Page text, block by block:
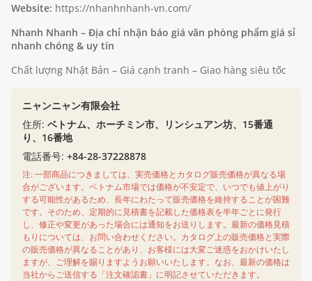
Website: https://nhanhnhanh-vn.com/
Nhanh Nhanh – Địa chỉ nhận báo giá văn phòng phẩm giá sỉ
nhanh chóng & uy tín
Chất lượng Nhật Bản – Giá cạnh tranh – Giao hàng siêu tốc
ニャンニャン有限会社
住所: ベトナム、ホーチミン市、リンシュアン坊、15番通
り、16番地
電話番号: +84-28-37228878
注: 一部商品につきましては、実売価格とカタログ販売価格が異なる場
合がございます。ベトナム市場では価格が不安定で、いつでも値上がり
する可能性があるため、長年にわたって販売価格を維持することが困難
です。そのため、定期的に見積書を記載した価格表を半年ごとに発行
し、修正や変更があった場合には通知をお送りします。最新の価格見積
もりについては、お問い合わせください。カタログ上の販売価格と実際
の販売価格が異なることがあり、お客様には大変ご迷惑をおかけいたし
ますが、ご理解を賜りますようお願いいたします。なお、最新の価格は
当社からご送信する「注文確認書」に明記させていただきます。